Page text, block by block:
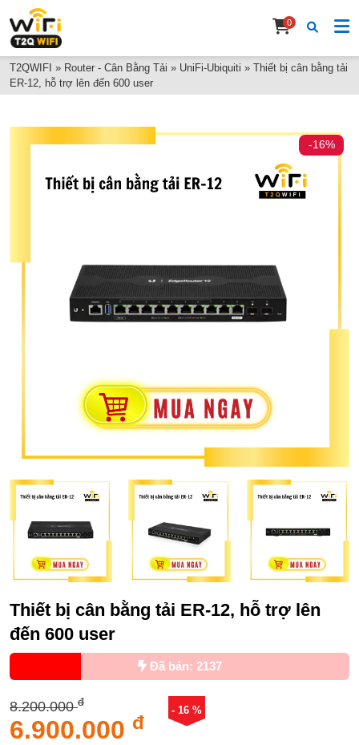
0
T2QWIFI » Router - Cân Bằng Tải » UniFi-Ubiquiti » Thiết bị cân bằng tải
ER-12, hỗ trợ lên đến 600 user
-16%
Thiết bị cân bằng tải ER-12, hỗ trợ lên
đến 600 user
Đã bán: 2137
8.200.000đ
6.900.000 đ
- 16 %